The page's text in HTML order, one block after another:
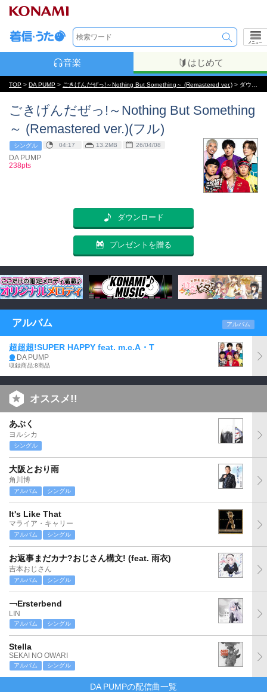
メニュー
音楽 はじめて
TOP > DA PUMP > ごきげんだぜっ!～Nothing But Something～ (Remastered ver.) > ダウンロード
ごきげんだぜっ!～Nothing But Something
～ (Remastered ver.)(フル)
シングル 04:17 13.2MB 26/04/08
DA PUMP
238pts
ダウンロード
プレゼントを贈る
アルバム アルバム
超超超!SUPER HAPPY feat. m.c.A・T
DA PUMP
収録商品:8商品
オススメ!!
あぶく
ヨルシカ
シングル
大阪とおり雨
角川博
アルバム シングル
It's Like That
マライア・キャリー
アルバム シングル
お返事まだカナ?おじさん構文! (feat. 雨衣)
吉本おじさん
アルバム シングル
￢Ersterbend
LIN
アルバム シングル
Stella
SEKAI NO OWARI
アルバム シングル
DA PUMPの配信曲一覧